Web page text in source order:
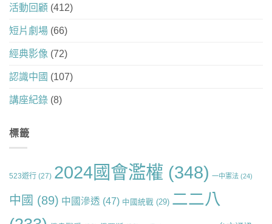
活動回顧 (412)
短片劇場 (66)
經典影像 (72)
認識中國 (107)
講座紀錄 (8)
標籤
523遊行 (27) 2024國會濫權 (348) 一中憲法 (24)
中國 (89) 中國滲透 (47) 中國統戰 (29) 二二八